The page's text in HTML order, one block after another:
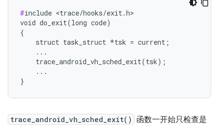
#include <trace/hooks/exit.h>
void do_exit(long code)
{
    struct task_struct *tsk = current;
    ...
    trace_android_vh_sched_exit(tsk);
    ...
trace_android_vh_sched_exit()
函数一开始只检查是